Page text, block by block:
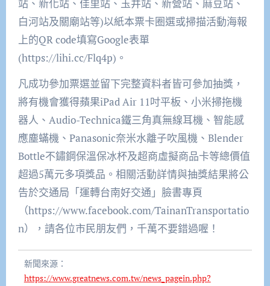
站、新化站、佳里站、玉井站、新營站、麻豆站、
白河站及關廟站等)以紙本票卡圈選或掃描活動海報
上的QR code填寫Google表單
(https://lihi.cc/Flq4p)。
凡成功參加票選並留下完整資料者皆可參加抽獎，
將有機會獲得蘋果iPad Air 11吋平板、小米掃拖機
器人、Audio-Technica鐵三角真無線耳機、智能感
應塵蟎機、Panasonic奈米水離子吹風機、Blender
Bottle不鏽鋼保溫保冰杯及超商虛擬商品卡等總價值
超過5萬元多項獎品。相關活動詳情與抽獎結果將公
告於交通局「運轉台南好交通」臉書專頁
（https://www.facebook.com/TainanTransportatio
n），請各位市民朋友們，千萬不要錯過喔！
新聞來源：
https://www.greatnews.com.tw/news_pagein.php?